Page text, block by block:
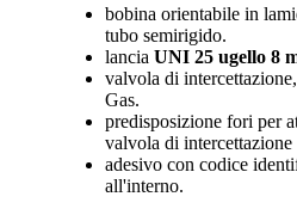
bobina orientabile in
tubo semirigido.
lancia UNI 25 ugello 8
valvola di
Gas.
predisposizione fori per
valvola di intercettazione
adesivo con codice
all'interno.